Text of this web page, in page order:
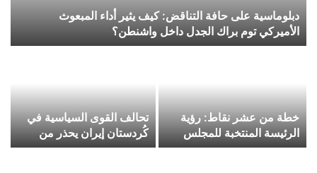
دبلوماسية على حافة التناقض: كيف يثير أداء المبعوث
الأميركي توم براك الجدل داخل واشنطن؟
تحالف القوى السياسية في
كُردستان إيران يحذر من
مرحلة مصيرية ويدعو إلى
خطة من عشر نقاط: رؤية
الرئيسة المنتخبة للمجلس
الوطني للمقاومة الإيرانية